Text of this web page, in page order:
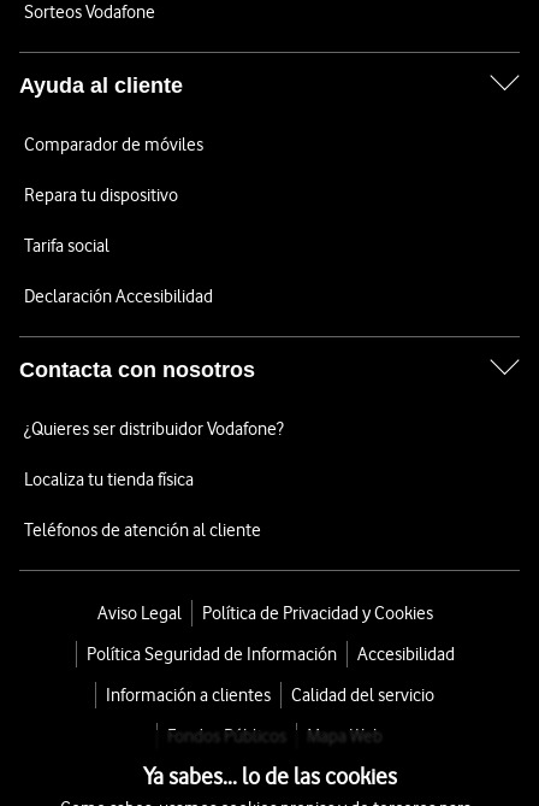
Sorteos Vodafone
Ayuda al cliente
Comparador de móviles
Repara tu dispositivo
Tarifa social
Declaración Accesibilidad
Contacta con nosotros
¿Quieres ser distribuidor Vodafone?
Localiza tu tienda física
Teléfonos de atención al cliente
Aviso Legal
Política de Privacidad y Cookies
Política Seguridad de Información
Accesibilidad
Información a clientes
Calidad del servicio
Fondos Públicos
Mapa Web
Ya sabes... lo de las cookies